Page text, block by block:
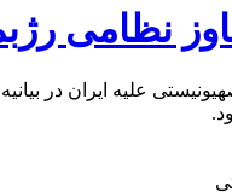
نظامی
علیه ایران در